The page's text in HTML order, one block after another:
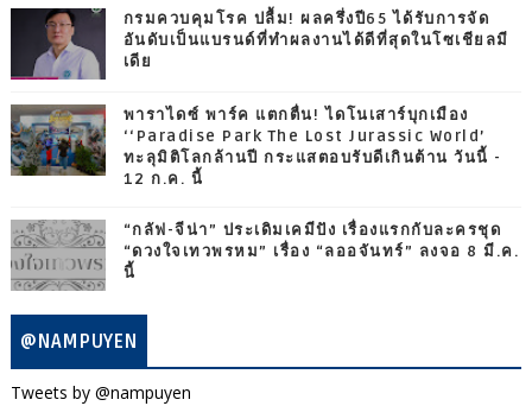
กรมควบคุมโรค ปลื้ม! ผลครึ่งปี65 ได้รับการจัด
อันดับเป็นแบรนด์ที่ทำผลงานได้ดีที่สุดในโซเชียลมี
เดีย
พาราไดซ์ พาร์ค แตกตื่น! ไดโนเสาร์บุกเมือง
‘‘Paradise Park The Lost Jurassic World’
ทะลุมิติโลกล้านปี กระแสตอบรับดีเกินต้าน วันนี้ -
12 ก.ค. นี้
“กลัฟ-จีน่า” ประเดิมเคมีปัง เรื่องแรกกับละครชุด
“ดวงใจเทวพรหม” เรื่อง “ลออจันทร์” ลงจอ 8 มี.ค.
นี้
@NAMPUYEN
Tweets by @nampuyen